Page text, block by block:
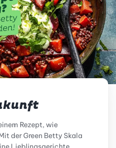
Rezept, wie
der Green Betty Skala